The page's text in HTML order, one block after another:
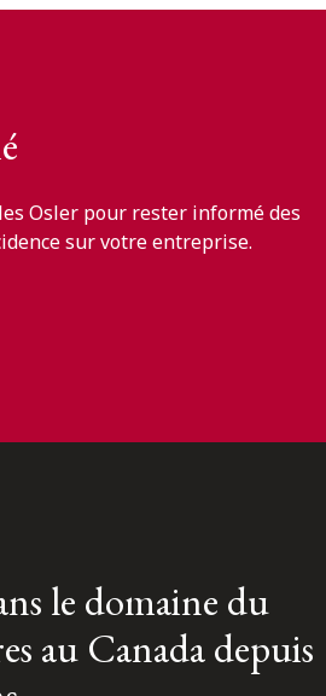
Osler pour rester informé des
sur votre entreprise.
le domaine du
au Canada depuis